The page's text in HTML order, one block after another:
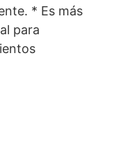
* Es más
para